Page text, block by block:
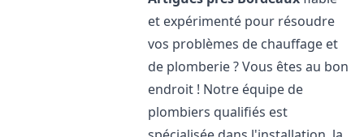
et expérimenté pour résoudre
vos problèmes de chauffage et
de plomberie ? Vous êtes au bon
endroit ! Notre équipe de
plombiers qualifiés est